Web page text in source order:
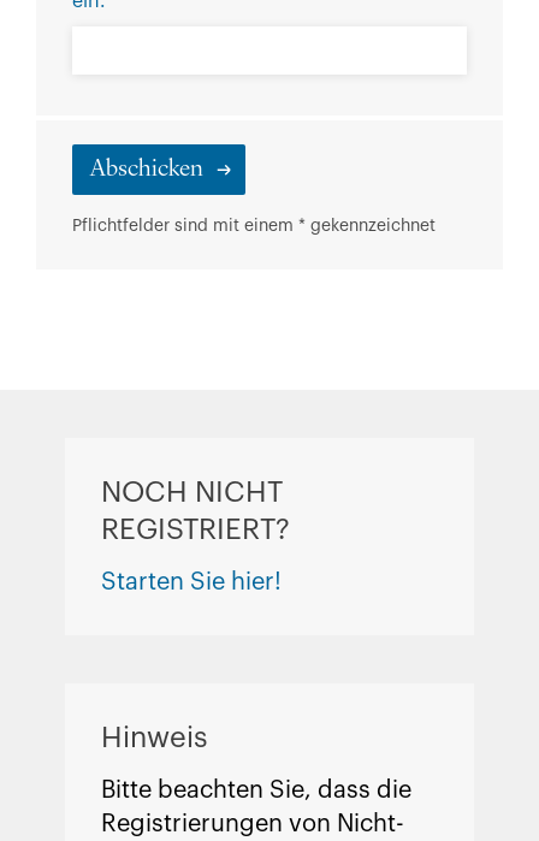
Pflichtfelder sind mit einem * gekennzeichnet
NOCH NICHT
REGISTRIERT?
Starten Sie hier!
Hinweis
Bitte beachten Sie, dass die
Registrierungen von Nicht-